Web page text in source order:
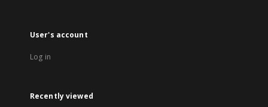
User's account
Log in
Recently viewed